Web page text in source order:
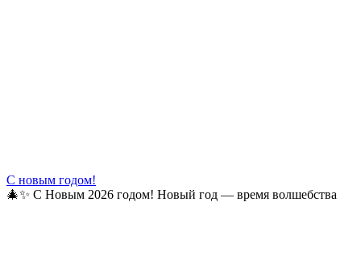
С новым годом!
🎄✨ С Новым 2026 годом! Новый год — время волшебства